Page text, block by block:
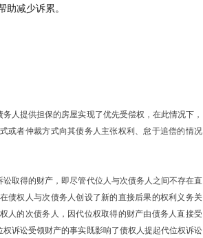
减少诉累。
人提供担保的房屋实现了优先受偿权，在此情况下，
或者仲裁方式向其债务人主张权利、怠于追偿的情况
取得的财产，即尽管代位人与次债务人之间不存在直
债权人与次债务人创设了新的直接后果的权利义务关
人的次债务人，因代位权取得的财产由债务人直接受
诉讼受领财产的事实既影响了债权人提起代位权诉讼